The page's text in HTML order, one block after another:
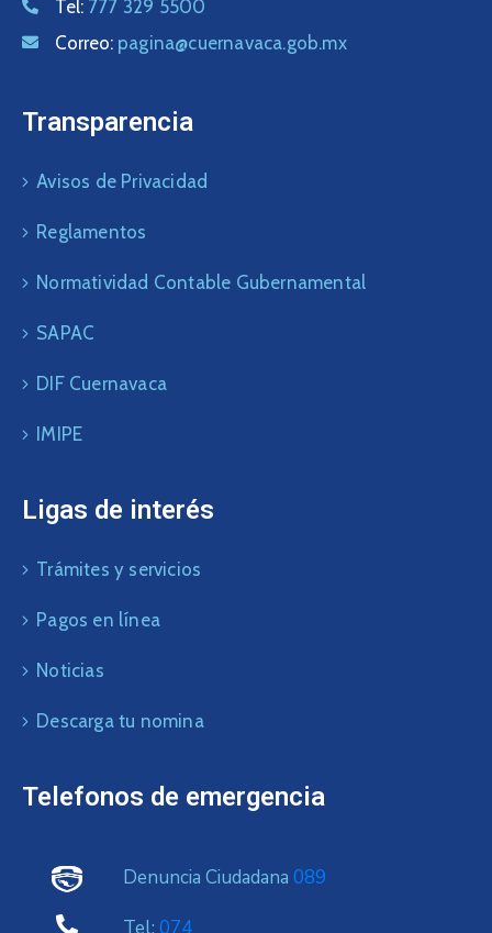
Tel: 777 329 5500
Correo: pagina@cuernavaca.gob.mx
Transparencia
Avisos de Privacidad
Reglamentos
Normatividad Contable Gubernamental
SAPAC
DIF Cuernavaca
IMIPE
Ligas de interés
Trámites y servicios
Pagos en línea
Noticias
Descarga tu nomina
Telefonos de emergencia
Denuncia Ciudadana 089